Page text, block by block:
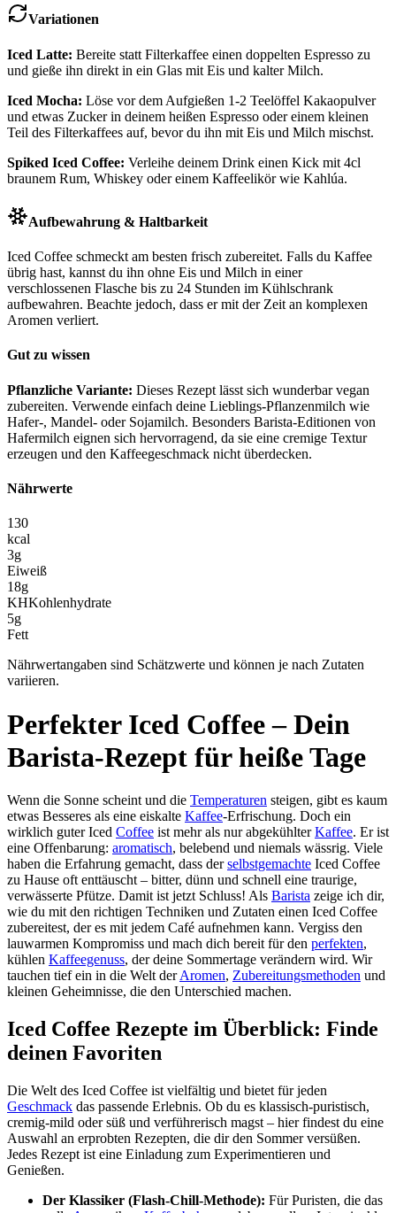
Variationen
Iced Latte: Bereite statt Filterkaffee einen doppelten Espresso zu
und gieße ihn direkt in ein Glas mit Eis und kalter Milch.
Iced Mocha: Löse vor dem Aufgießen 1-2 Teelöffel Kakaopulver
und etwas Zucker in deinem heißen Espresso oder einem kleinen
Teil des Filterkaffees auf, bevor du ihn mit Eis und Milch mischst.
Spiked Iced Coffee: Verleihe deinem Drink einen Kick mit 4cl
braunem Rum, Whiskey oder einem Kaffeelikör wie Kahlúa.
Aufbewahrung & Haltbarkeit
Iced Coffee schmeckt am besten frisch zubereitet. Falls du Kaffee
übrig hast, kannst du ihn ohne Eis und Milch in einer
verschlossenen Flasche bis zu 24 Stunden im Kühlschrank
aufbewahren. Beachte jedoch, dass er mit der Zeit an komplexen
Aromen verliert.
Gut zu wissen
Pflanzliche Variante: Dieses Rezept lässt sich wunderbar vegan
zubereiten. Verwende einfach deine Lieblings-Pflanzenmilch wie
Hafer-, Mandel- oder Sojamilch. Besonders Barista-Editionen von
Hafermilch eignen sich hervorragend, da sie eine cremige Textur
erzeugen und den Kaffeegeschmack nicht überdecken.
Nährwerte
130
kcal
3g
Eiweiß
18g
KHKohlenhydrate
5g
Fett
Nährwertangaben sind Schätzwerte und können je nach Zutaten
variieren.
Perfekter Iced Coffee – Dein
Barista-Rezept für heiße Tage
Wenn die Sonne scheint und die Temperaturen steigen, gibt es kaum
etwas Besseres als eine eiskalte Kaffee-Erfrischung. Doch ein
wirklich guter Iced Coffee ist mehr als nur abgekühlterKaffee. Er ist
eine Offenbarung: aromatisch, belebend und niemals wässrig. Viele
haben die Erfahrung gemacht, dass derselbstgemachte Iced Coffee
zu Hause oft enttäuscht – bitter, dünn und schnell eine traurige,
verwässerte Pfütze. Damit ist jetzt Schluss! Als Barista zeige ich dir,
wie du mit den richtigen Techniken und Zutaten einen Iced Coffee
zubereitest, der es mit jedem Café aufnehmen kann. Vergiss den
lauwarmen Kompromiss und mach dich bereit für den perfekten,
kühlen Kaffeegenuss, der deine Sommertage verändern wird. Wir
tauchen tief ein in die Welt derAromen, Zubereitungsmethoden und
kleinen Geheimnisse, die den Unterschied machen.
Iced Coffee Rezepte im Überblick: Finde
deinen Favoriten
Die Welt des Iced Coffee ist vielfältig und bietet für jeden
Geschmack das passende Erlebnis. Ob du es klassisch-puristisch,
cremig-mild oder süß und verführerisch magst – hier findest du eine
Auswahl an erprobten Rezepten, die dir den Sommer versüßen.
Jedes Rezept ist eine Einladung zum Experimentieren und
Genießen.
Der Klassiker (Flash-Chill-Methode): Für Puristen, die das